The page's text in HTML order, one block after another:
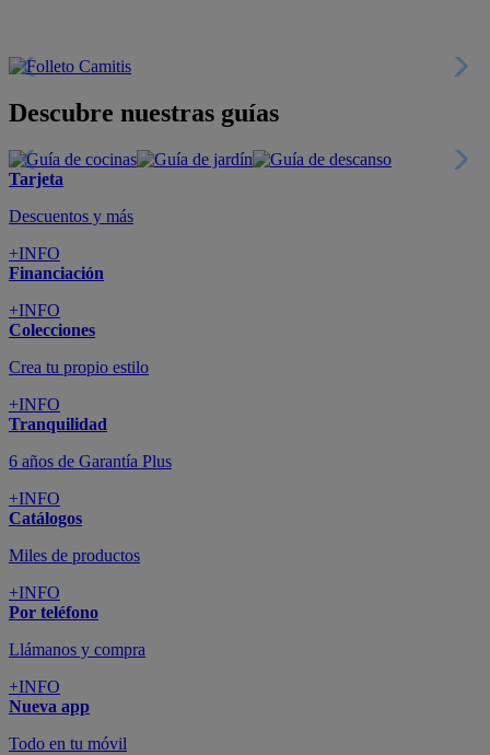
Descubre nuestras guías
Tarjeta
Descuentos y más
+INFO
Financiación
+INFO
Colecciones
Crea tu propio estilo
+INFO
Tranquilidad
6 años de Garantía Plus
+INFO
Catálogos
Miles de productos
+INFO
Por teléfono
Llámanos y compra
+INFO
Nueva app
Todo en tu móvil